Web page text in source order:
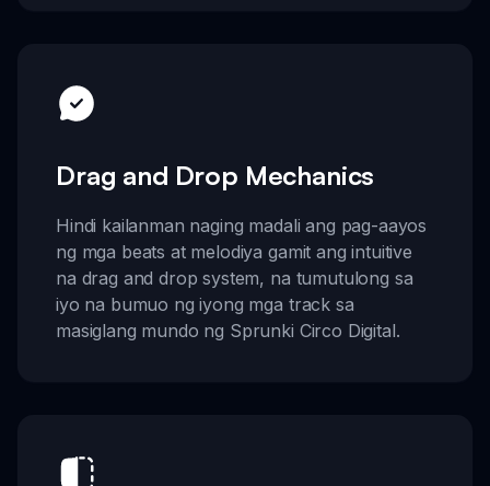
Drag and Drop Mechanics
Hindi kailanman naging madali ang pag-aayos
ng mga beats at melodiya gamit ang intuitive
na drag and drop system, na tumutulong sa
iyo na bumuo ng iyong mga track sa
masiglang mundo ng Sprunki Circo Digital.